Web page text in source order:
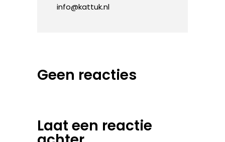
info@kattuk.nl
Geen reacties
Laat een reactie